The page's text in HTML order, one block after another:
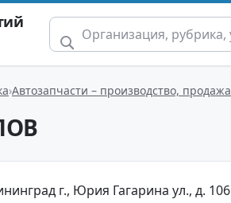
Автозапчасти – производство, продажа
г., Юрия Гагарина ул., д. 106